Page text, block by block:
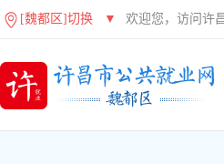
[魏都区]切换 ▼ 欢迎您，访问许